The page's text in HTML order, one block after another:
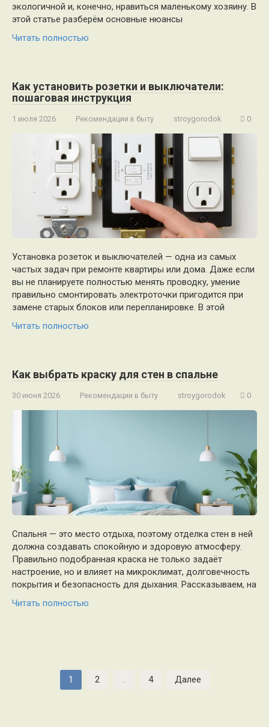
экологичной и, конечно, нравиться маленькому хозяину. В
этой статье разберём основные нюансы
Читать полностью
Как установить розетки и выключатели:
пошаговая инструкция
1 июля 2026 Рекомендации в быту stroygorodok 0
Установка розеток и выключателей — одна из самых
частых задач при ремонте квартиры или дома. Даже если
вы не планируете полностью менять проводку, умение
правильно смонтировать электроточки пригодится при
замене старых блоков или перепланировке. В этой
Читать полностью
Как выбрать краску для стен в спальне
30 июня 2026 Рекомендации в быту stroygorodok 0
Спальня — это место отдыха, поэтому отделка стен в ней
должна создавать спокойную и здоровую атмосферу.
Правильно подобранная краска не только задаёт
настроение, но и влияет на микроклимат, долговечность
покрытия и безопасность для дыхания. Рассказываем, на
Читать полностью
1 2 … 4 Далее